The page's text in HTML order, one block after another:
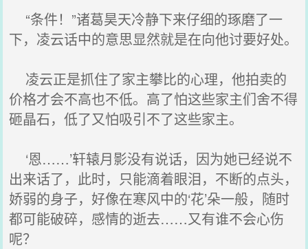
“条件！”诸葛昊天冷静下来仔细的琢磨了一
下，凌云话中的意思显然就是在向他讨要好处。
凌云正是抓住了家主攀比的心理，他拍卖的
价格才会不高也不低。高了怕这些家主们舍不得
砸晶石，低了又怕吸引不了这些家主。
‘恩……’轩辕月影没有说话，因为她已经说不
出来话了，此时，只能滴着眼泪，不断的点头，
娇弱的身子，好像在寒风中的‘花’朵一般，随时
都可能破碎，感情的逝去……又有谁不会心伤
呢？